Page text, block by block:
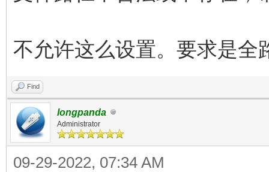
不允许这么设置。要求是全
Find
longpanda
Administrator
09-29-2022, 07:34 AM